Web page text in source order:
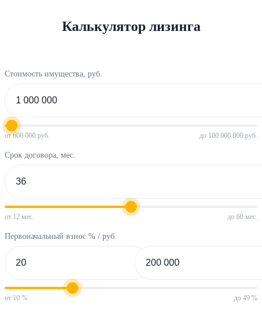
Калькулятор лизинга
Стоимость имущества, руб.
от 600 000 руб. до 100 000 000 руб.
Срок договора, мес.
от 12 мес. до 60 мес.
Первоначальный взнос % / руб.
от 10 % до 49 %